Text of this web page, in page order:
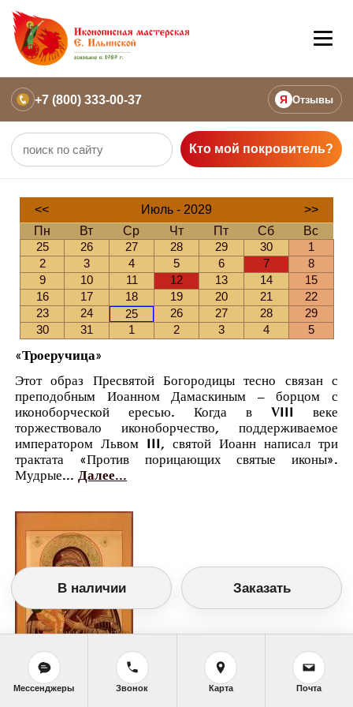
+7 (800) 333-00-37 Я Отзывы
Кто мой покровитель?
<< Июль - 2029
>>
Пн
Вт Ср Чт Пт Сб
Вс
25
26 27 28 29 30
1
2
3 4 5 6 7
8
9
10 11 12 13 14
15
16
17 18 19 20 21
22
23
24 25 26 27 28
29
30
31 1 2 3 4 5
«Троеручица»
Этот образ Пресвятой Богородицы тесно связан с
преподобным Иоанном Дамаскиным – борцом с
иконоборческой ересью. Когда в VIII веке
торжествовало иконоборчество, поддерживаемое
императором Львом III, святой Иоанн написал три
трактата «Против порицающих святые иконы».
Мудрые... Далее...
Православный календарь
В наличии Заказать
Мессенджеры Звонок Карта Почта